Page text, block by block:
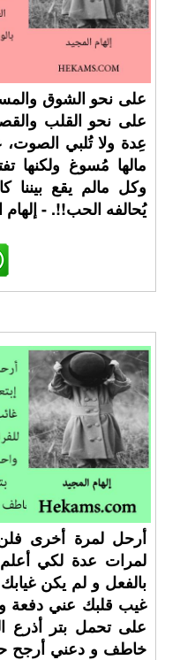
على نحو الشوق
على نحو القلب
عِدة ولا تُلبي
مالها مُسوغ ولكنها
وكل مالم يقع
يُحالفه الحب!!. - إلهام
أرحل لمرة أخرى
لمرات عدة لكي
بالفعل و لم يكن
غيب قلبك عني دفعة
على تحمل بتر أذرع
خاطف و دعني أرجح